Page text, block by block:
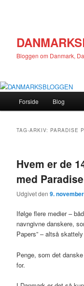
Bloggen om Danmark,
Forside Blog
TAG-ARKIV: PARADISE
Hvem er de
med
Udgivet den9.
Ifølge flere medier –
navngivne danskere,
Papers” – altså
Penge, som det
for.